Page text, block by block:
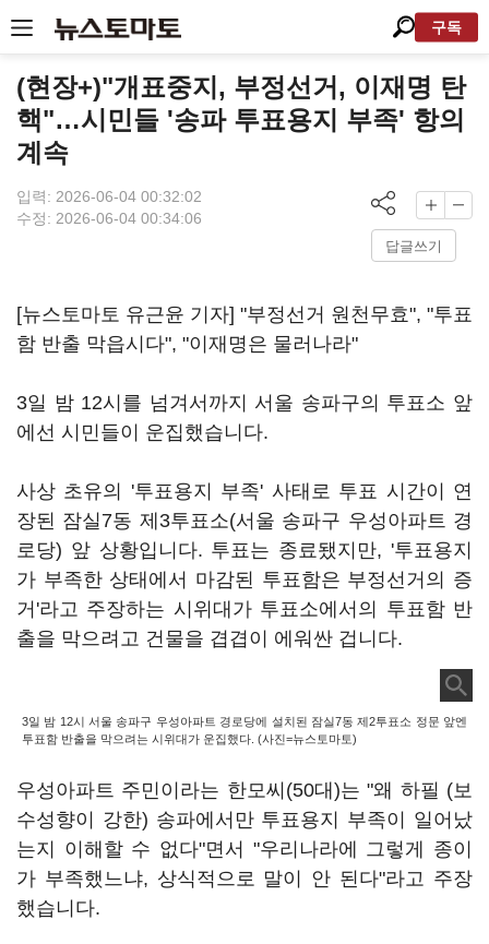
구독
(현장+)"개표중지, 부정선거, 이재명 탄
핵"…시민들 '송파 투표용지 부족' 항의
계속
입력: 2026-06-04 00:32:02
수정: 2026-06-04 00:34:06
답글쓰기
[뉴스토마토 유근윤 기자] "부정선거 원천무효", "투표
함 반출 막읍시다", "이재명은 물러나라"
3일 밤 12시를 넘겨서까지 서울 송파구의 투표소 앞
에선 시민들이 운집했습니다.
사상 초유의 '투표용지 부족' 사태로 투표 시간이 연
장된 잠실7동 제3투표소(서울 송파구 우성아파트 경
로당) 앞 상황입니다. 투표는 종료됐지만, '투표용지
가 부족한 상태에서 마감된 투표함은 부정선거의 증
거'라고 주장하는 시위대가 투표소에서의 투표함 반
출을 막으려고 건물을 겹겹이 에워싼 겁니다.
3일 밤 12시 서울 송파구 우성아파트 경로당에 설치된 잠실7동 제2투표소 정문 앞엔
투표함 반출을 막으려는 시위대가 운집했다. (사진=뉴스토마토)
우성아파트 주민이라는 한모씨(50대)는 "왜 하필 (보
수성향이 강한) 송파에서만 투표용지 부족이 일어났
는지 이해할 수 없다"면서 "우리나라에 그렇게 종이
가 부족했느냐, 상식적으로 말이 안 된다"라고 주장
했습니다.